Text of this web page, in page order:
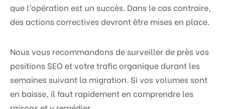
que l’opération est un succès. Dans le cas contraire,
des actions correctives devront être mises en place.
Nous vous recommandons de surveiller de près vos
positions SEO et votre trafic organique durant les
semaines suivant la migration. Si vos volumes sont
en baisse, il faut rapidement en comprendre les